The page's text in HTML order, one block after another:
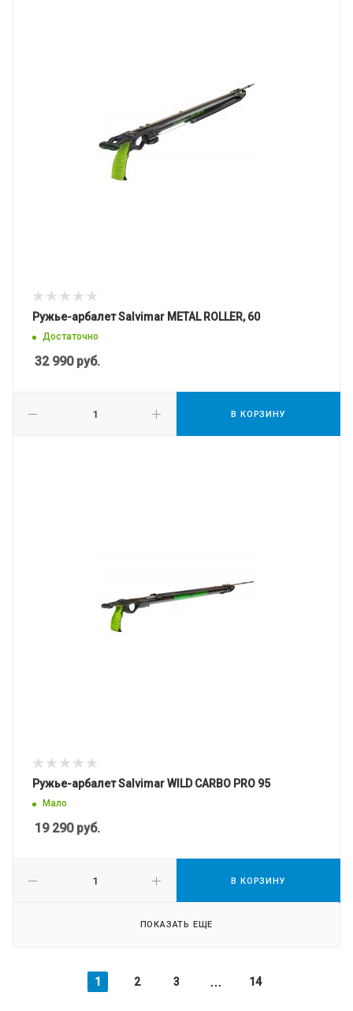
Ружье-арбалет Salvimar METAL ROLLER, 60
Достаточно
32 990руб.
В КОРЗИНУ
Ружье-арбалет Salvimar WILD CARBO PRO 95
Мало
19 290руб.
В КОРЗИНУ
ПОКАЗАТЬ ЕЩЕ
1 2 3 14